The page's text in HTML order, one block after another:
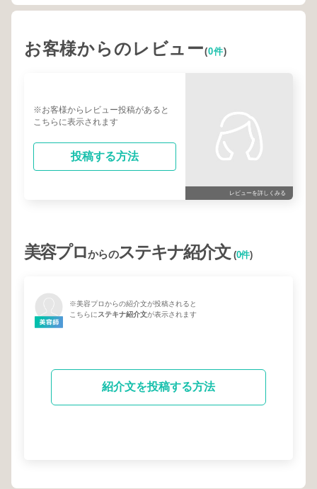
お客様からのレビュー(0件)
※お客様からレビュー投稿があると
こちらに表示されます
投稿する方法
レビューを詳しくみる
美容プロからのステキナ紹介文(0件)
※美容プロからの紹介文が投稿されると
こちらにステキナ紹介文が表示されます
紹介文を投稿する方法